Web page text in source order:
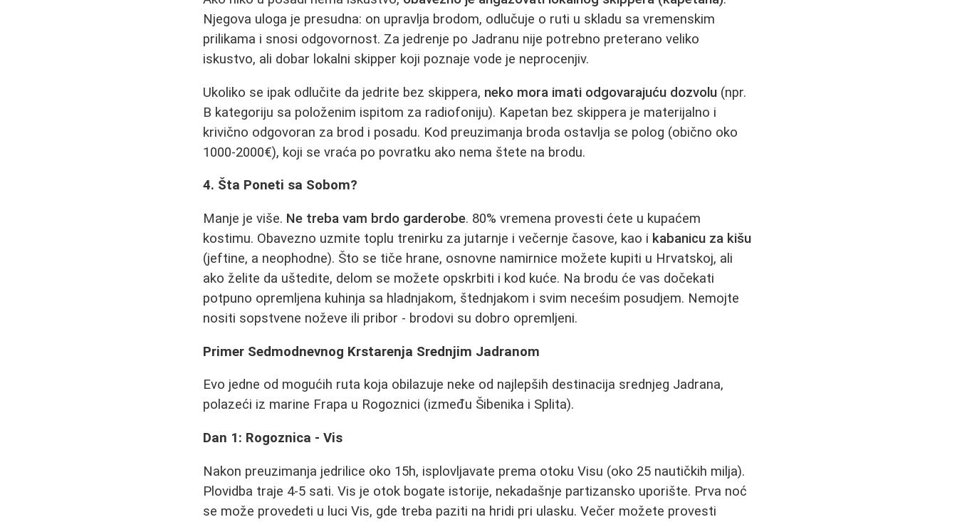
Njegova uloga je presudna: on upravlja brodom, odlučuje o ruti u skladu sa vremenskim
prilikama i snosi odgovornost. Za jedrenje po Jadranu nije potrebno preterano veliko
iskustvo, ali dobar lokalni skipper koji poznaje vode je neprocenjiv.
Ukoliko se ipak odlučite da jedrite bez skippera, neko mora imati odgovarajuću dozvolu (npr.
B kategoriju sa položenim ispitom za radiofoniju). Kapetan bez skippera je materijalno i
krivično odgovoran za brod i posadu. Kod preuzimanja broda ostavlja se polog (obično oko
1000-2000€), koji se vraća po povratku ako nema štete na brodu.
4. Šta Poneti sa Sobom?
Manje je više. Ne treba vam brdo garderobe. 80% vremena provesti ćete u kupaćem
kostimu. Obavezno uzmite toplu trenirku za jutarnje i večernje časove, kao i kabanicu za kišu
(jeftine, a neophodne). Što se tiče hrane, osnovne namirnice možete kupiti u Hrvatskoj, ali
ako želite da uštedite, delom se možete opskrbiti i kod kuće. Na brodu će vas dočekati
potpuno opremljena kuhinja sa hladnjakom, štednjakom i svim neceśim posudjem. Nemojte
nositi sopstvene noževe ili pribor - brodovi su dobro opremljeni.
Primer Sedmodnevnog Krstarenja Srednjim Jadranom
Evo jedne od mogućih ruta koja obilazuje neke od najlepših destinacija srednjeg Jadrana,
polazeći iz marine Frapa u Rogoznici (između Šibenika i Splita).
Dan 1: Rogoznica - Vis
Nakon preuzimanja jedrilice oko 15h, isplovljavate prema otoku Visu (oko 25 nautičkih milja).
Plovidba traje 4-5 sati. Vis je otok bogate istorije, nekadašnje partizansko uporište. Prva noć
se može provedeti u luci Vis, gde treba paziti na hridi pri ulasku. Večer možete provesti